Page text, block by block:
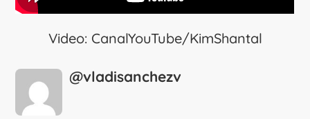
Video: CanalYouTube/KimShantal
@vladisanchezv